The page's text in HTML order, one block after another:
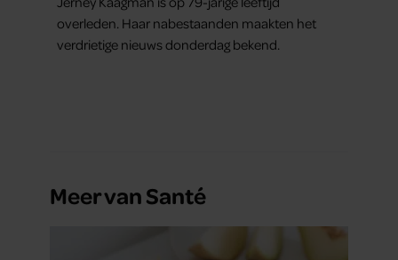
overleden. Haar nabestaanden maakten het
verdrietige nieuws donderdag bekend.
Meer van Santé